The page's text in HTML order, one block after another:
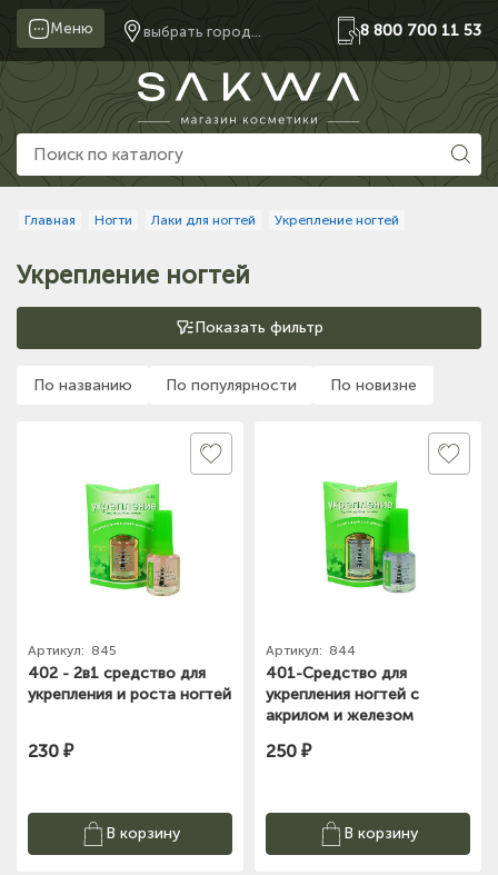
Меню выбрать город... 8 800 700 11 53
Главная Ногти Лаки для ногтей Укрепление ногтей
Укрепление ногтей
Показать фильтр
По названию По популярности По новизне
Артикул: 845
402 - 2в1 средство для
укрепления и роста ногтей
230 ₽
В корзину
Артикул: 844
401-Средство для
укрепления ногтей с
акрилом и железом
250 ₽
В корзину